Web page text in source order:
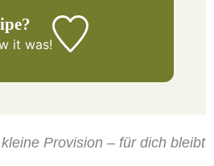
it was!
Provision – für dich bleibt